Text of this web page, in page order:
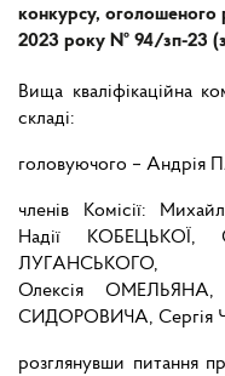
конкурсу, оголошеного
2023 року № 94/зп-23
Вища кваліфікаційна
складі:
головуючого – Андрія
членів Комісії:
Надії КОБЕЦЬКОЇ,
Олексія
СИДОРОВИЧА, Сергія
розглянувши питання